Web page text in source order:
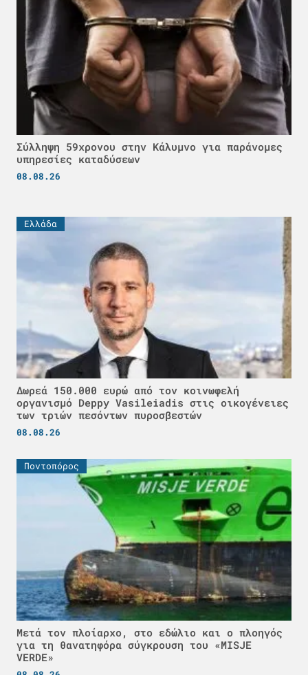
Σύλληψη 59χρονου στην Κάλυμνο για παράνομες
υπηρεσίες καταδύσεων
08.08.26
Ελλάδα
Δωρεά 150.000 ευρώ από τον κοινωφελή
οργανισμό Deppy Vasileiadis στις οικογένειες
των τριών πεσόντων πυροσβεστών
08.08.26
Ποντοπόρος
Μετά τον πλοίαρχο, στο εδώλιο και ο πλοηγός
για τη θανατηφόρα σύγκρουση του «MISJE
VERDE»